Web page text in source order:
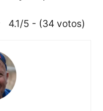
4.1/5 - (34 votos)